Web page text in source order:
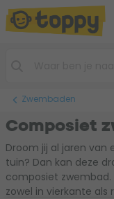
Zwembaden
Composiet
Droom jij al jaren van
tuin? Dan kan deze
composiet zwembad.
zowel in vierkante